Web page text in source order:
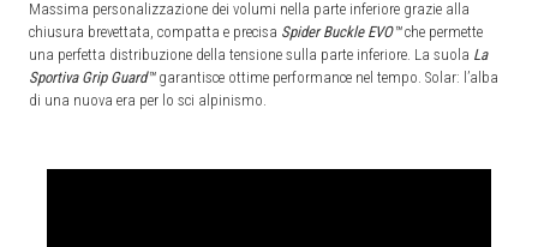
Massima personalizzazione dei volumi nella parte inferiore grazie alla
chiusura brevettata, compatta e precisa Spider Buckle EVO™che permette
una perfetta distribuzione della tensione sulla parte inferiore. La suola La
Sportiva Grip Guard™garantisce ottime performance nel tempo. Solar: l’alba
di una nuova era per lo sci alpinismo.